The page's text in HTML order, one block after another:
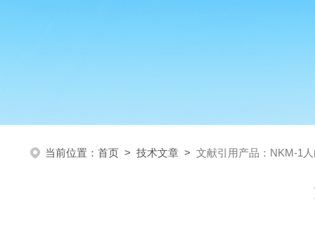
当前位置： 首页 > 技术文章 > 文献引用产品：NKM-1